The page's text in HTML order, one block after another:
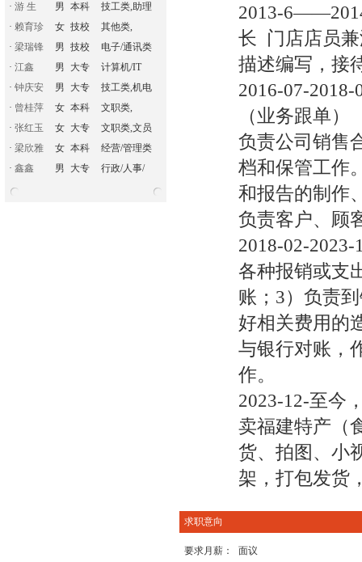
· 游 生 男 本科
技工类,助理
· 赖育珍 女 技校
其他类,
· 梁瑞锋 男 技校
电子/通讯类
· 江鑫 男 大专
计算机/IT
· 钟庆安 男 大专
技工类,机电
· 曾桂萍 女 本科
文职类,
· 张红玉 女 大专
文职类,文员
· 梁欣雅 女 本科
经营/管理类
· 鑫鑫 男 大专 行政/人事/
2013-
长 门店店员
描述编写，接
2016-07-
（业务跟单）
负责公司销售
档和保管工作
和报告的制作
负责客户、顾
2018-02-
各种报销或支
账；3）负责
好相关费用的
与银行对账，
作。
2023-12-至今
卖福建特产（
货、拍图、小
架，打包发货
求职意向
要求月薪：
面议